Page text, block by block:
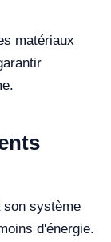
matériaux
son système
d'énergie.